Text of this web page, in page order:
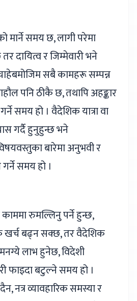
मार्ने समय छ, लागी परेमा
दायित्व र जिम्मेवारी भने
सबै कामहरू सम्पन्न
पनि ठीकै छ, तथापि अहङ्कार
समय हो । वैदेशिक यात्रा वा
गर्दै हुनुहुन्छ भने
बारेमा अनुभवी र
समय हो ।
रुमल्लिनु पर्ने हुन्छ,
खर्च बढ्न सक्छ, तर वैदेशिक
लाभ हुनेछ, विदेशी
फाइदा बटुल्ने समय हो ।
नत्र व्यावहारिक समस्या र